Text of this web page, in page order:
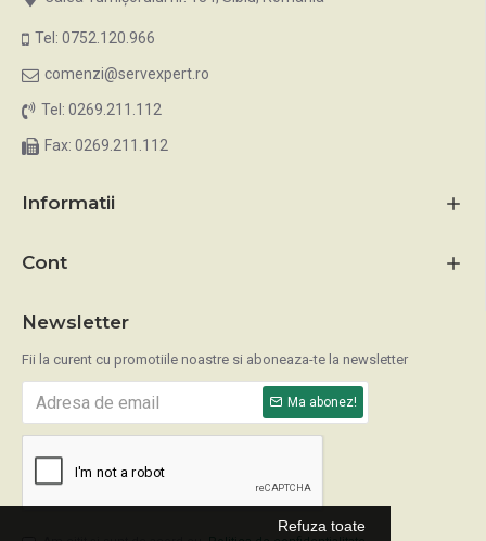
Refuza toate
Tel: 0752.120.966
comenzi@servexpert.ro
Tel: 0269.211.112
Fax: 0269.211.112
Informatii
Cont
Newsletter
Fii la curent cu promotiile noastre si aboneaza-te la newsletter
Ma abonez!